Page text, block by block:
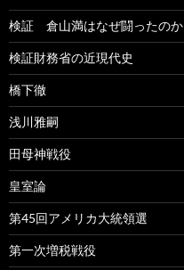
検証 倉山満はなぜ闘ったのか
検証財務省の近現代史
橋下徹
浅川雅嗣
田母神戦役
皇室論
第45回アメリカ大統領選
第一次増税戦役